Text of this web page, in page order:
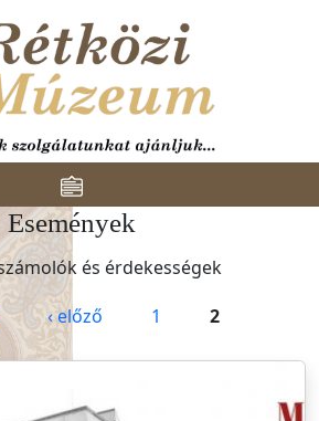
Toggle navigation
Események
és érdekességek
‹ előző 1 2